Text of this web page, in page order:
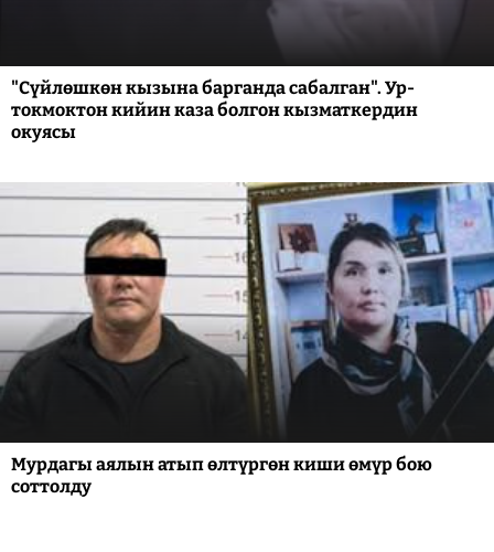
"Сүйлөшкөн кызына барганда сабалган". Ур-
токмоктон кийин каза болгон кызматкердин
окуясы
Мурдагы аялын атып өлтүргөн киши өмүр бою
соттолду